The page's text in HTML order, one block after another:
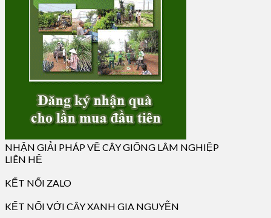
NHẬN GIẢI PHÁP VỀ CÂY GIỐNG LÂM NGHIỆP
LIÊN HỆ
KẾT NỐI ZALO
KẾT NỐI VỚI CÂY XANH GIA NGUYỄN